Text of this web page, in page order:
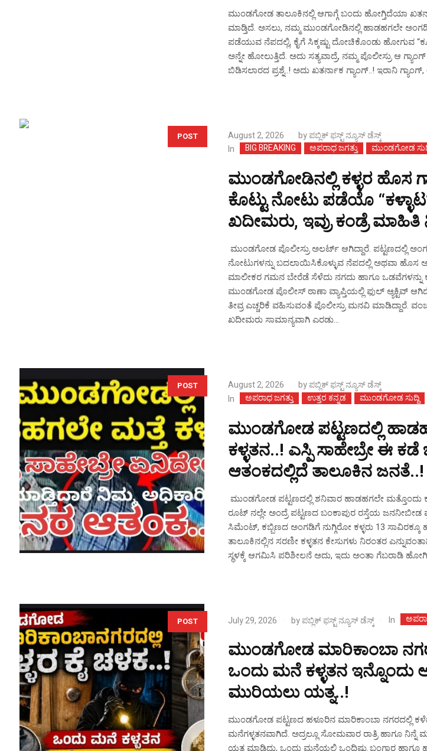
ಮುಂಡಗೋಡ ತಾಲೂಕಿನಲ್ಲಿ ಆಗಾಗ್ಗೆ ಬಂದು ಹೋಗ್ತಿದೆಯಾ
ಮಾಡ್ತಿದೆ. ಅಸಲು, ನಮ್ಮ ಮುಂಡಗೋಡಿನಲ್ಲಿ ಹಾಡಹಗಲೇ
ಪಡೆಯುವ ನೆಪದಲ್ಲಿ, ಕೈಗೆ ಸಿಕ್ಕಷ್ಟು ದೋಚಿಕೊಂಡು ಹೋಗುವ
ಅನ್ನೇ ಹೋಲುತ್ತಿದೆ. ಅದು ಸತ್ಯವಾದ್ರೆ, ನಮ್ಮ‌ ಪೊಲೀಸ್ರು ಆ
ಬಿಡಿಸಲಾರದ ಪ್ರಶ್ನೆ..! ಅದು ಖತರ್ನಾಕ ಗ್ಯಾಂಗ್..! ಇರಾನಿ
POST August 2, 2026 byಪಬ್ಲಿಕ್ ಫಸ್ಟ್ ನ್ಯೂಸ್ ಡೆಸ್ಕ್
In
BIG BREAKING ಅಪರಾಧ ಜಗತ್ತು ಮುಂಡಗೋಡ
ಮುಂಡಗೋಡಿನಲ್ಲಿ ಕಳ್ಳರ ಹೊಸ
ಕೊಟ್ಟು ನೋಟು ಪಡೆಯೊ
ಖದೀಮರು, ಇವ್ರು ಕಂಡ್ರೆ ಮಾಹಿತಿ
ಮುಂಡಗೋಡ ಪೊಲೀಸ್ರು ಅಲರ್ಟ್ ಆಗಿದ್ದಾರೆ. ಪಟ್ಟಣದಲ್ಲಿ
ನೋಟುಗಳನ್ನು ಬದಲಾಯಿಸಿಕೊಳ್ಳುವ ನೆಪದಲ್ಲಿ ಅಥವಾ ಹೊಸ
ಮಾಲೀಕರ ಗಮನ ಬೇರೆಡೆ ಸೆಳೆದು ನಗದು ಹಾಗೂ ಒಡವೆಗಳನ್ನು
ಮುಂಡಗೋಡ ಪೊಲೀಸ್ ಠಾಣಾ ವ್ಯಾಪ್ತಿಯಲ್ಲಿ ಫುಲ್ ಆ್ಯಕ್ಟಿವ್
ತೀವ್ರ ಎಚ್ಚರಿಕೆ ವಹಿಸುವಂತೆ ಪೊಲೀಸ್ರು ಮನವಿ ಮಾಡಿದ್ದಾರೆ.
ಖದೀಮರು ಸಾಮಾನ್ಯವಾಗಿ ಎರಡು...
POST August 2, 2026 byಪಬ್ಲಿಕ್ ಫಸ್ಟ್ ನ್ಯೂಸ್ ಡೆಸ್ಕ್
In
ಅಪರಾಧ ಜಗತ್ತು ಉತ್ತರ ಕನ್ನಡ ಮುಂಡಗೋಡ ಸುದ್ದಿ
ಮುಂಡಗೋಡ ಪಟ್ಟಣದಲ್ಲಿ
ಕಳ್ಳತನ..! ಎಸ್ಪಿ ಸಾಹೇಬ್ರೇ ಈ
ಆತಂಕದಲ್ಲಿದೆ ತಾಲೂಕಿನ ಜನತೆ..!
ಮುಂಡಗೋಡ ಪಟ್ಟಣದಲ್ಲಿ ಶನಿವಾರ ಹಾಡಹಗಲೇ ಮತ್ತೊಂದು
ರೂಟ್ ನಲ್ಲೇ ಅಂದ್ರೆ ಪಟ್ಟಣದ ಬಂಕಾಪುರ ರಸ್ತೆಯ ಜನನೀಬೀಡ
ಸಿಮೆಂಟ್, ಕಬ್ಬಿಣದ ಅಂಗಡಿಗೆ ನುಗ್ಗಿರೋ ಕಳ್ಳರು 13 ಸಾವಿರಕ್ಕೂ
ತಾಲೂಕಿನಲ್ಲಿನ ಸರಣೀ ಕಳ್ಳತನ ಕೇಸುಗಳು ನಿರಂತರ
ಸ್ಥಳಕ್ಕೆ ಆಗಮಿಸಿ ಪರಿಶೀಲನೆ ಅದು, ಇದು ಅಂತಾ ಗೆಬರಾಡಿ
POST July 29, 2026 byಪಬ್ಲಿಕ್ ಫಸ್ಟ್ ನ್ಯೂಸ್ ಡೆಸ್ಕ್ In
ಮುಂಡಗೋಡ ಮಾರಿಕಾಂಬಾ
ಒಂದು ಮನೆ ಕಳ್ಳತನ ಇನ್ನೊಂದು
ಮುರಿಯಲು ಯತ್ನ..!
ಮುಂಡಗೋಡ ಪಟ್ಟಣದ ಹಳೂರಿನ ಮಾರಿಕಾಂಬಾ ನಗರದಲ್ಲಿ
ಮನೆಗಳ್ಳತನವಾಗಿದೆ. ಅದ್ರಲ್ಲೂ ಸೋಮವಾರ ರಾತ್ರಿ ಹಾಗೂ
ಯತ್ನ ಮಾಡಿದ್ದು, ಒಂದು ಮನೆಯಲ್ಲಿ ಒಂದಿಷ್ಟು ಬಂಗಾರ ಹಾಗೂ